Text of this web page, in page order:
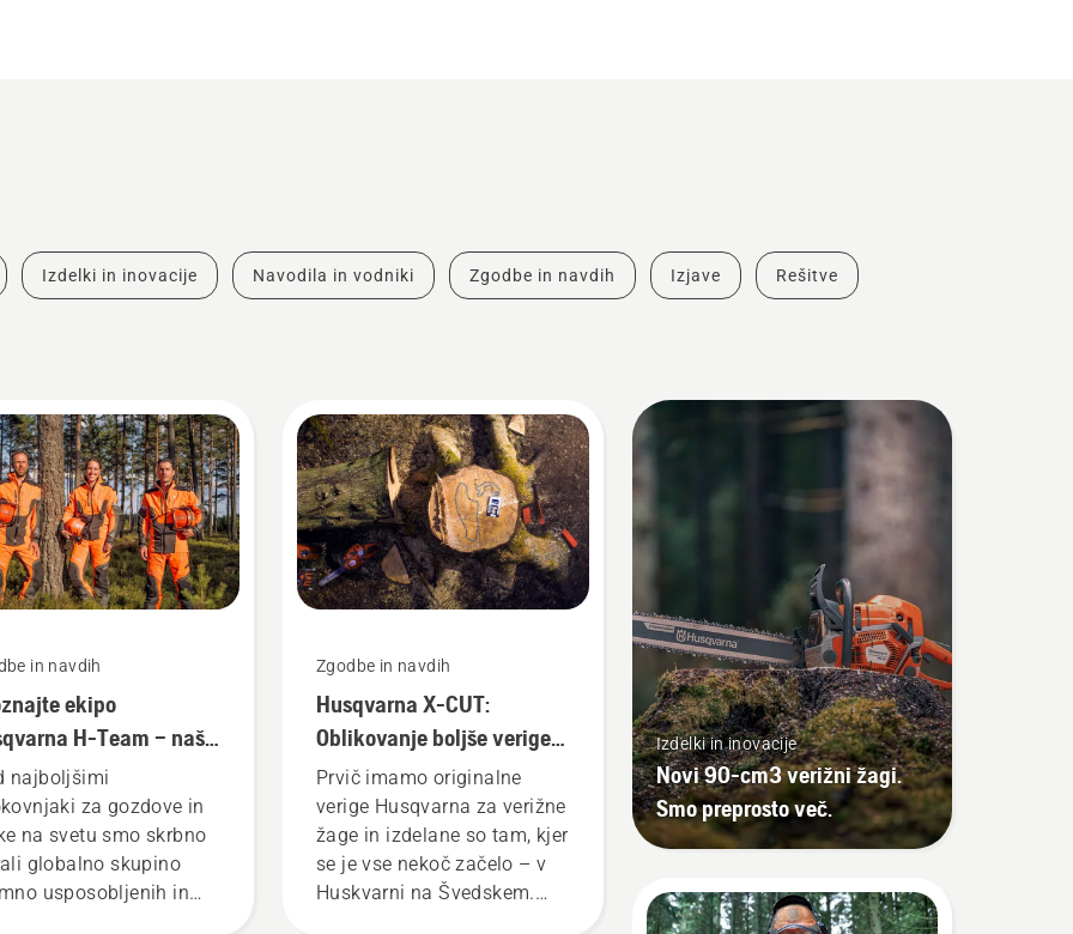
Izdelki in inovacije Navodila in vodniki Zgodbe in navdih Izjave Rešitve
in navdih
ekipo
H-Team – naše
najboljšimi
za gozdove in
na svetu smo skrbno
globalno skupino
usposobljenih in
Zgodbe in navdih
Husqvarna X-CUT:
Oblikovanje boljše verige
za žago
Prvič imamo originalne
verige Husqvarna za verižne
žage in izdelane so tam, kjer
se je vse nekoč začelo – v
Huskvarni na Švedskem.
Izdelki in inovacije
Novi 90-cm3 verižni žagi.
Smo preprosto več.